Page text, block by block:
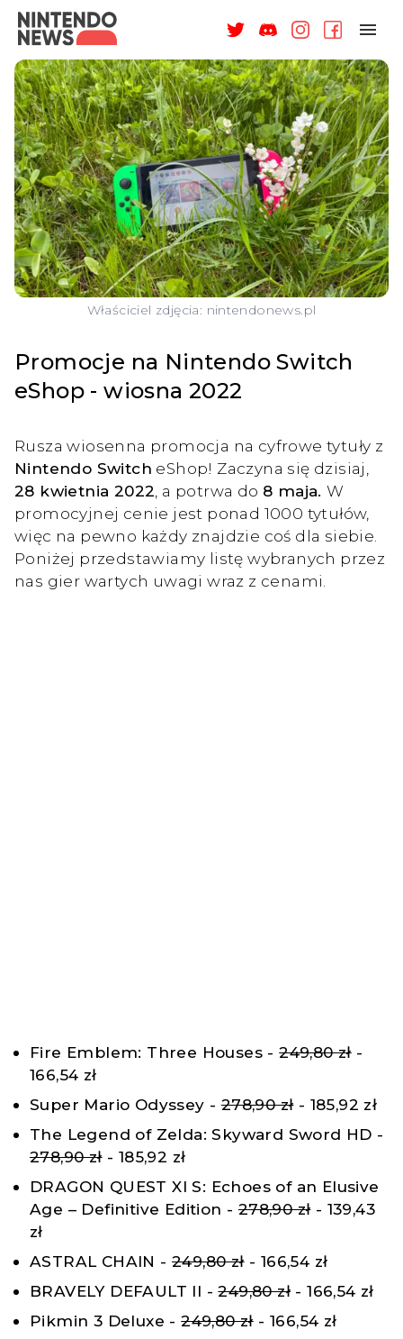
NAGRODY
NEWSY
RECENZJE
ARTYKUŁY
WSPARCIE
O NAS
ZALOGUJ
Właściciel zdjęcia: nintendonews.pl
Promocje na Nintendo Switch
eShop - wiosna 2022
Rusza wiosenna promocja na cyfrowe tytuły z
Nintendo Switch eShop! Zaczyna się dzisiaj,
28 kwietnia 2022 , a potrwa do 8 maja.W
promocyjnej cenie jest ponad 1000 tytułów,
więc na pewno każdy znajdzie coś dla siebie.
Poniżej przedstawiamy listę wybranych przez
nas gier wartych uwagi wraz z cenami.
Fire Emblem: Three Houses -249,80 zł-
166,54 zł
Super Mario Odyssey -278,90 zł- 185,92 zł
The Legend of Zelda: Skyward Sword HD -
278,90 zł- 185,92 zł
DRAGON QUEST XI S: Echoes of an Elusive
Age – Definitive Edition -278,90 zł- 139,43
zł
ASTRAL CHAIN - 249,80 zł- 166,54 zł
BRAVELY DEFAULT II -249,80 zł - 166,54 zł
Pikmin 3 Deluxe -249,80 zł- 166,54 zł